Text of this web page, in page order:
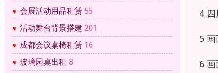
会展活动用品租赁 55
活动舞台背景搭建 201
成都会议桌椅租赁 16
玻璃园桌出租 8
4 四
5
6